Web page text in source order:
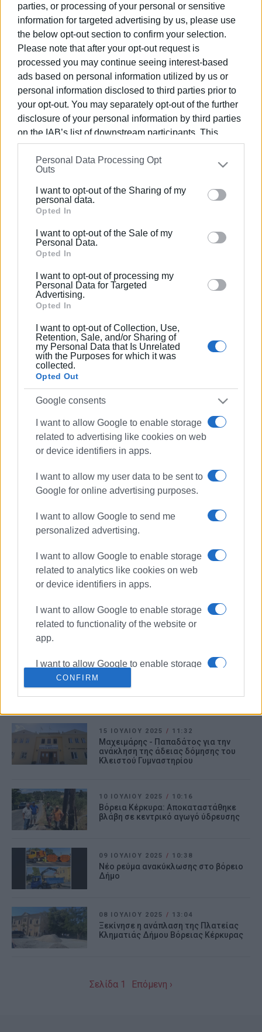
parties, or processing of your personal or sensitive
information for targeted advertising by us, please use
the below opt-out section to confirm your selection.
Please note that after your opt-out request is
processed you may continue seeing interest-based
ads based on personal information utilized by us or
personal information disclosed to third parties prior to
your opt-out. You may separately opt-out of the further
disclosure of your personal information by third parties
on the IAB’s list of downstream participants. This
information may also be disclosed by us to third parties
on theIAB’s List of Downstream Participants
that may
further disclose it to other third parties.
Please note that this website/app uses one or more
Google services and may gather and store information
behaviour. You may click to grant or deny consent to
Google and its third-party tags to use your data for
section.
Personal Data Processing Opt
Outs
I want to opt-out of the Sharing of my
personal data.
Opted In
I want to opt-out of the Sale of my
Personal Data.
Opted In
I want to opt-out of processing my
Personal Data for Targeted
Advertising.
Opted In
I want to opt-out of Collection, Use,
Retention, Sale, and/or Sharing of
my Personal Data that Is Unrelated
with the Purposes for which it was
collected.
Opted Out
Google consents
I want to allow Google to enable storage
related to advertising like cookies on web
or device identifiers in apps.
I want to allow my user data to be sent to
Google for online advertising purposes.
I want to allow Google to send me
personalized advertising.
I want to allow Google to enable storage
related to analytics like cookies on web
or device identifiers in apps.
I want to allow Google to enable storage
related to functionality of the website or
app.
I want to allow Google to enable storage
related to personalization.
related to security, including
authentication functionality and fraud
prevention, and other user protection.
CONFIRM
21 NOV 2025/08:16
Πλημμύρες, κατολισθήσεις και
εκτεταμένα προβλήματα (ΦΩΤΟ)
09 ΣΕΠΤΕΜΒΡΊΟΥ 2025/ 11:28
Νέα κόντρα στο βόρειο δήμο μεταξύ
δημοτικής αρχής και Συμπαράταξης
Πολιτών
γίνει Κλειστό Γυμναστήριο σε
δημοτικό οικόπεδο στους Αγραφούς
στάδια κατασκευής του Αθλητικού
Κέντρου στον Αλμυρό Αχαράβης
28 ΙΟΥΛΊΟΥ 2025/ 11:14
Προβλήματα υδροδότησης σε
περιοχές της Βόρειας Κέρκυρας
25 ΙΟΥΛΊΟΥ 2025/14:34
Δήμος Βορρά: Σε εξέλιξη 4
εργολαβίες στο Αθλητικό Κέντρο ΔΕ
Θιναλίων
23 ΙΟΥΛΊΟΥ 2025
επιπλέον στρωμάτων από τον βόρειο
Δήμο (photos)
Ανάγκη ενίσχυσης της καθαριότητας
και τοποθέτησης σχολικών
τροχονόμων στα σχολεία της
Μπιάγκη στην Υπουργό Παιδείας
Συνάντηση Μαχειμάρη- Τρεπεκλή για
τα θέματα της Βόρειας Κέρκυρας
18 ΙΟΥΛΊΟΥ 2025 11:09
Συμπαράταξη Πολιτών: Προτείνει
αλλαγή τοποθεσίας για την
15 ΙΟΥΛΊΟΥ 2025 / 11:32
Μαχειμάρης - Παπαδάτος για την
ανάκληση της άδειας δόμησης του
Κλειστού Γυμναστηρίου
10 ΙΟΥΛΊΟΥ 2025 / 10:16
Βόρεια Κέρκυρα: Αποκαταστάθηκε
βλάβη σε κεντρικό αγωγό ύδρευσης
09 ΙΟΥΛΊΟΥ 2025 / 10:38
Νέο ρεύμα ανακύκλωσης στο βόρειο
Δήμο
08 ΙΟΥΛΊΟΥ 2025 / 13:04
Ξεκίνησε η ανάπλαση της Πλατείας
Κληματιάς Δήμου Βόρειας Κέρκυρας
Σελίδα 1 Επόμενη ›